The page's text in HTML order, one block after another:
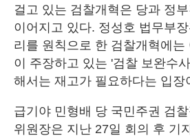
걸고 있는 검찰개혁은 당과 정
이어지고 있다. 정성호 법무부
리를 원칙으로 한 검찰개혁에
이 주장하고 있는 '검찰 보완수
해서는 재고가 필요하다는 입장
급기야 민형배 당 국민주권 검
위원장은 지난 27일 회의 후 기